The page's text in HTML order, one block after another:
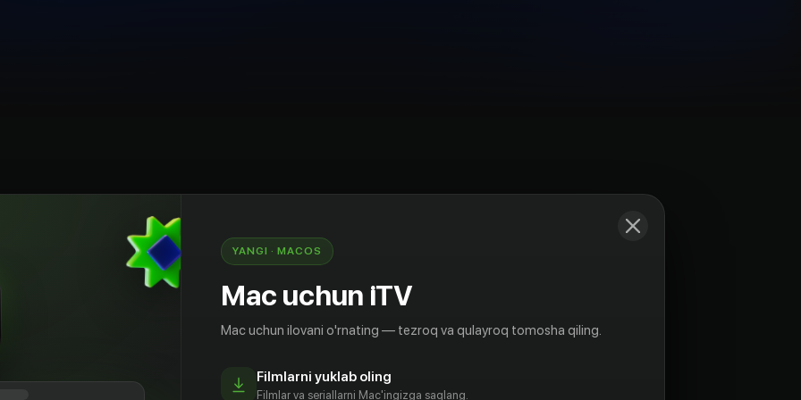
YANGI · MACOS
Mac uchun iTV
Mac uchun ilovani o'rnating — tezroq va qulayroq tomosha qiling.
Filmlarni yuklab oling
Filmlar va seriallarni Mac'ingizga saqlang.